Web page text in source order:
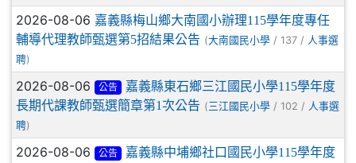
2026-08-06 嘉義縣梅山鄉大南國小辦理115學年度專任
輔導代理教師甄選第5招結果公告 (大南國民小學 / 137 / 人事選
聘)
2026-08-06 公告
嘉義縣東石鄉三江國民小學115學年度
長期代課教師甄選簡章第1次公告 (三江國民小學 / 102 / 人事選
聘)
2026-08-06 公告
嘉義縣中埔鄉社口國民小學115學年度